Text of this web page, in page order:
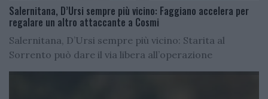
Salernitana, D’Ursi sempre più vicino: Faggiano accelera per
regalare un altro attaccante a Cosmi
Salernitana, D’Ursi sempre più vicino: Starita al
Sorrento può dare il via libera all’operazione